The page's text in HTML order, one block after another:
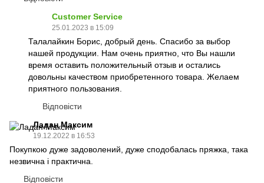
Customer Service
25.01.2023 в 15:09
Талалайкин Борис, добрый день. Спасибо за выбор
нашей продукции. Нам очень приятно, что Вы нашли
время оставить положительный отзыв и остались
довольны качеством приобретенного товара. Желаем
приятного пользования.
Відповісти
Ладан Максим
19.12.2022 в 16:53
Покупкою дуже задоволений, дуже сподобалась пряжка, така
незвична і практична.
Відповісти